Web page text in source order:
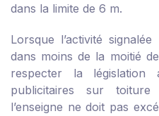
dans la limite de 6 m.
Lorsque l’activité
dans moins de la moitié
respecter la législation
publicitaires sur
l’enseigne ne doit pas